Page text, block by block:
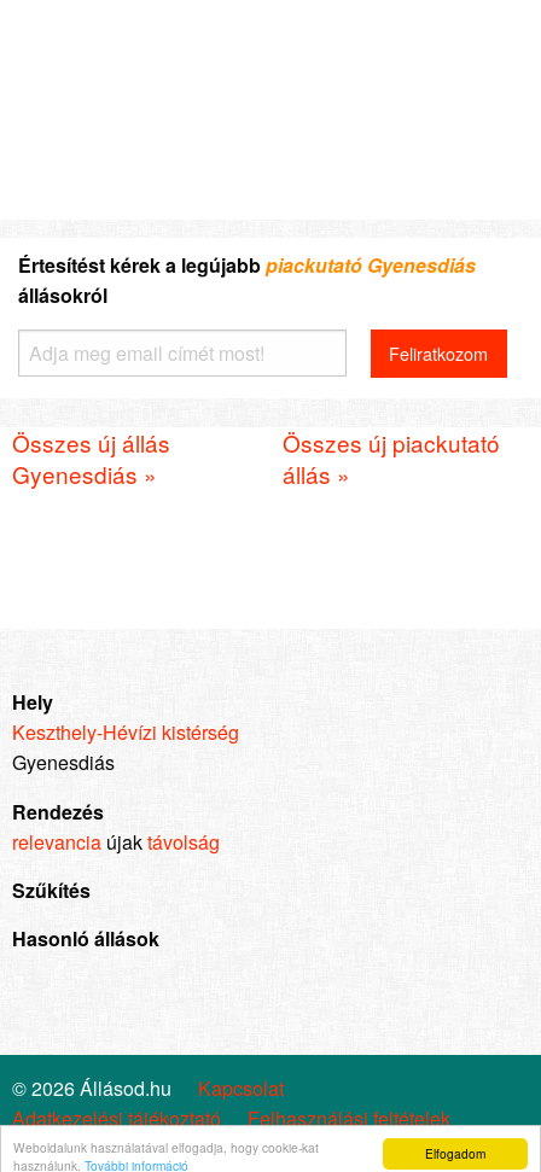
Elfogadom
Weboldalunk használatával elfogadja, hogy cookie-kat
használunk. További információ
Értesítést kérek a legújabbpiackutató Gyenesdiás
állásokról
Összes új állás
Gyenesdiás »
Összes új piackutató
állás »
Hely
Keszthely-Hévízi kistérség
Gyenesdiás
Rendezés
relevancia újaktávolság
Szűkítés
Hasonló állások
© 2026 Állásod.hu
Kapcsolat
Adatkezelési tájékoztató
Felhasználási feltételek
Cookie szabályzat
Impresszum Állástrend